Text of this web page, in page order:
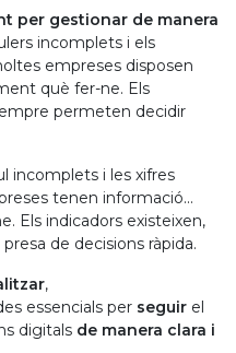
per gestionar de manera
incomplets i els
empreses disposen
què fer-ne. Els
permeten decidir
incomplets i les xifres
tenen informació...
Els indicadors existeixen,
de decisions ràpida.
,
essencials per seguir el
digitals de manera clara i